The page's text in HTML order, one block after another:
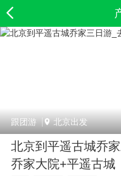
跟团游 北京出发
北京到平遥古城乔
乔家大院+平遥古城